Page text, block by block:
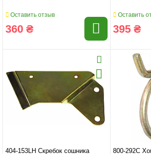
Оставить отзыв
360 ₴
Оставить
395 ₴
404-153LH Скребок сошника
800-292C